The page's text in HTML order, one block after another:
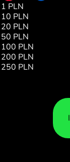
1 PLN
10 PLN
20 PLN
50 PLN
100 PLN
200 PLN
250 PLN